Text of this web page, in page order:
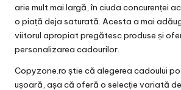
arie mult mai largă, în ciuda concurenței
o piață deja saturată. Acesta a mai
viitorul apropiat pregătesc produse și
personalizarea cadourilor.
Copyzone.ro știe că alegerea cadoului
ușoară, așa că oferă o selecție variată